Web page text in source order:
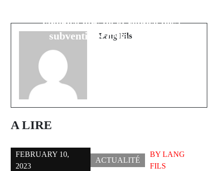
combat pour la justice et la vérité
violence lors de la remise des
subventions de la jeunesse
Lang Fils
A LIRE
FEBRUARY 10,
2023
ACTUALITÉ
BYLANG
FILS